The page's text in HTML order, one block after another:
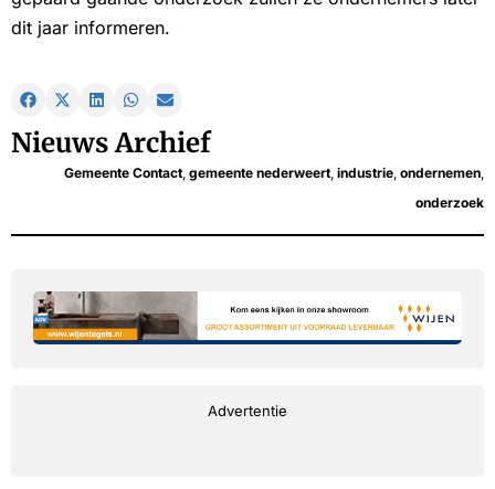
dit jaar informeren.
Nieuws Archief
Gemeente Contact, gemeente nederweert, industrie, ondernemen,
onderzoek
Advertentie